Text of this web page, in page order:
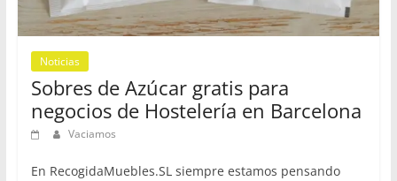
Noticias
Sobres de Azúcar gratis para
negocios de Hostelería en Barcelona
Vaciamos
En RecogidaMuebles.SL siempre estamos pensando